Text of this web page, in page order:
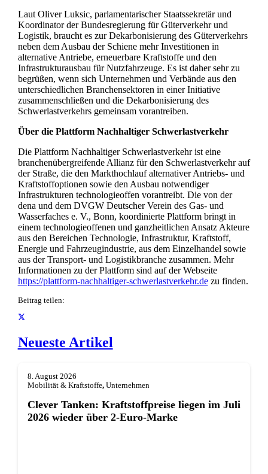
Laut Oliver Luksic, parlamentarischer Staatssekretär und
Koordinator der Bundesregierung für Güterverkehr und
Logistik, braucht es zur Dekarbonisierung des Güterverkehrs
neben dem Ausbau der Schiene mehr Investitionen in
alternative Antriebe, erneuerbare Kraftstoffe und den
Infrastrukturausbau für Nutzfahrzeuge. Es ist daher sehr zu
begrüßen, wenn sich Unternehmen und Verbände aus den
unterschiedlichen Branchensektoren in einer Initiative
zusammenschließen und die Dekarbonisierung des
Schwerlastverkehrs gemeinsam vorantreiben.
Über die Plattform Nachhaltiger Schwerlastverkehr
Die Plattform Nachhaltiger Schwerlastverkehr ist eine
branchenübergreifende Allianz für den Schwerlastverkehr auf
der Straße, die den Markthochlauf alternativer Antriebs- und
Kraftstoffoptionen sowie den Ausbau notwendiger
Infrastrukturen technologieoffen vorantreibt. Die von der
dena und dem DVGW Deutscher Verein des Gas- und
Wasserfaches e. V., Bonn, koordinierte Plattform bringt in
einem technologieoffenen und ganzheitlichen Ansatz Akteure
aus den Bereichen Technologie, Infrastruktur, Kraftstoff,
Energie und Fahrzeugindustrie, aus dem Einzelhandel sowie
aus der Transport- und Logistikbranche zusammen. Mehr
Informationen zu der Plattform sind auf der Webseite
https://plattform-nachhaltiger-schwerlastverkehr.dezu finden.
Beitrag teilen:
Neueste Artikel
8. August 2026
Mobilität & Kraftstoffe, Unternehmen
Clever Tanken: Kraftstoffpreise liegen im Juli
2026 wieder über 2-Euro-Marke